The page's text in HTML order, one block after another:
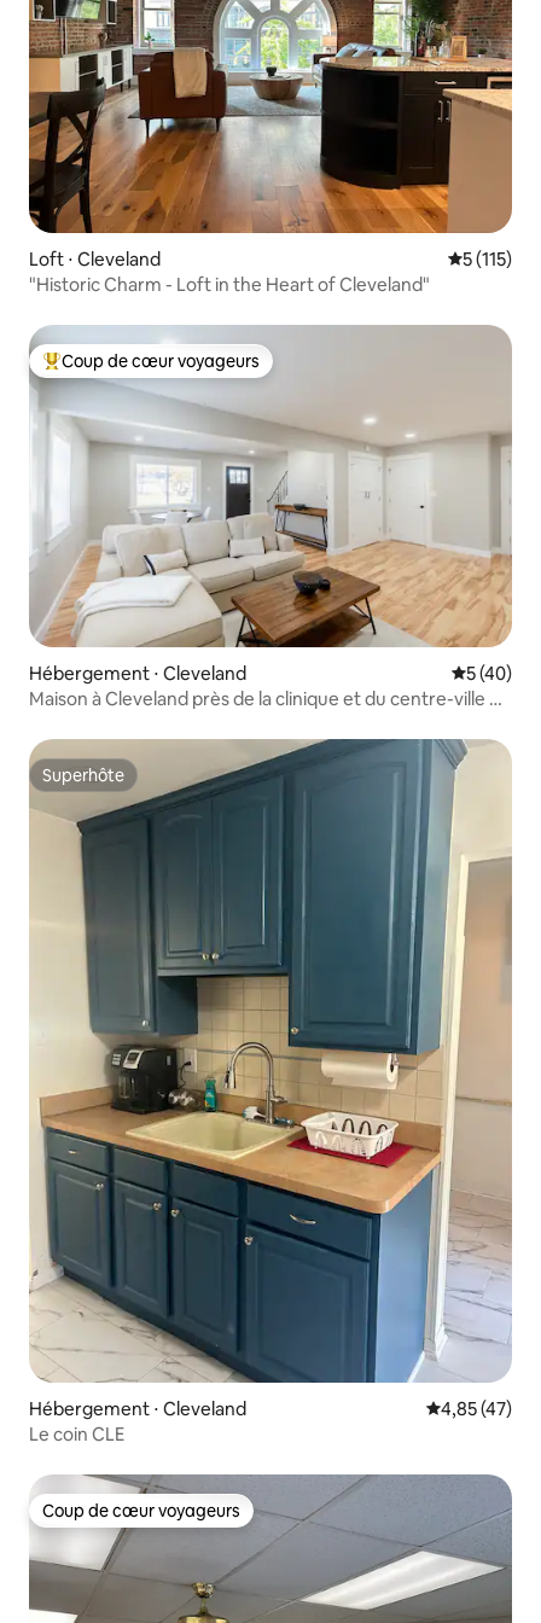
Loft ⋅ Cleveland Évaluation
5 (115)
"Historic Charm - Loft in the Heart of Cleveland"
Coups de cœur voyageurs les plus appréciés
Coup de cœur voyageurs
Hébergement ⋅ Cleveland
5 (40)
Maison à Cleveland près de la clinique et du centre-ville de
Superhôte
Superhôte
Hébergement ⋅ Cleveland Évaluation
4,85 (47)
Le coin CLE
Coup de cœur voyageurs
Coup de cœur voyageurs